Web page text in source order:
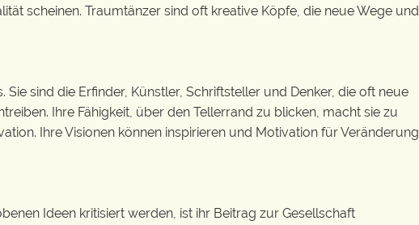
scheinen. Traumtänzer sind oft kreative Köpfe, die neue Wege und
Sie sind die Erfinder, Künstler, Schriftsteller und Denker, die oft neue
Ihre Fähigkeit, über den Tellerrand zu blicken, macht sie zu
Ihre Visionen können inspirieren und Motivation für Veränderung
Ideen kritisiert werden, ist ihr Beitrag zur Gesellschaft